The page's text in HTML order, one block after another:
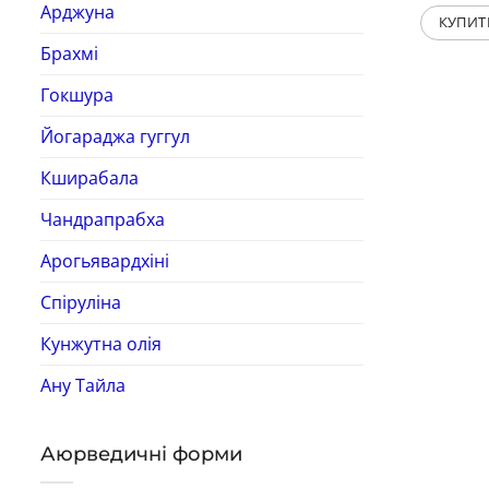
Арджуна
Брахмі
Гокшура
Йогараджа гуггул
Кширабала
Чандрапрабха
Арогьявардхіні
Спіруліна
Кунжутна олія
Ану Тайла
Аюрведичні форми